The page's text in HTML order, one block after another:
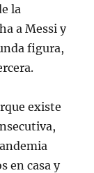
la
a Messi y
figura,
existe
en casa y